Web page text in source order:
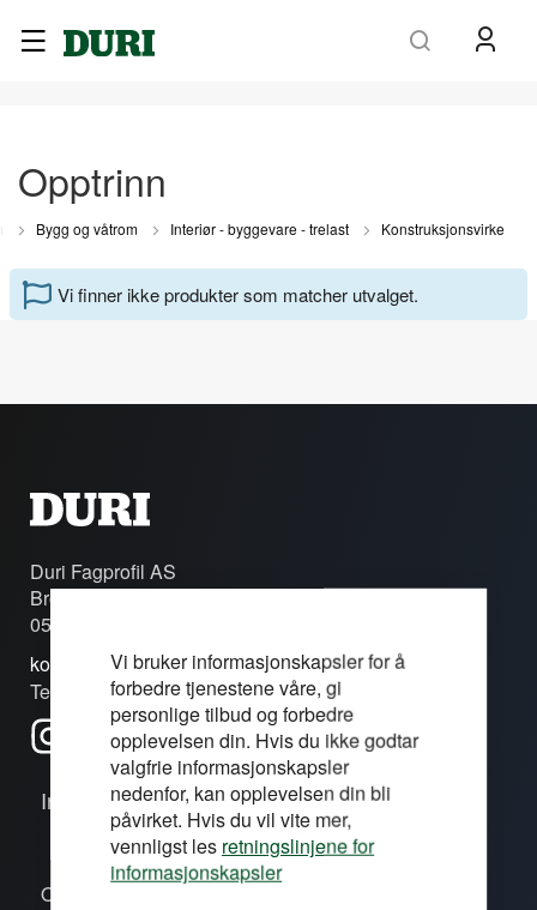
Vi bruker informasjonskapsler for å
forbedre tjenestene våre, gi
personlige tilbud og forbedre
opplevelsen din. Hvis du ikke godtar
valgfrie informasjonskapsler
nedenfor, kan opplevelsen din bli
påvirket. Hvis du vil vite mer,
vennligst les retningslinjene for
informasjonskapsler
Opptrinn
Bygg og våtrom Interiør - byggevare - trelast Konstruksjonsvirke
Vi finner ikke produkter som matcher utvalget.
Duri Fagprofil AS
Brobekkveien 80c
0582 Oslo
kontakt@duri.no
Tel: (+47) 24 13 13 50
Informasjon
Om oss/våre proffsentre